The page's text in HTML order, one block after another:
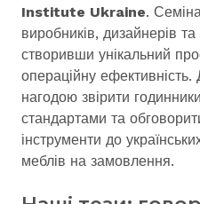
Institute Ukraine.
виробників, дизайнерів та
створивши унікальний
операційну
нагодою звірити
стандартами та
інструменти до
меблів на замовлення.